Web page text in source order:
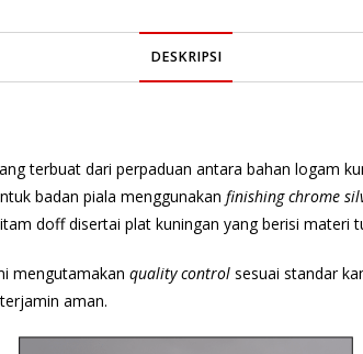
DESKRIPSI
terbuat dari perpaduan antara bahan logam
badan piala menggunakan finishing chrome
doff disertai plat kuningan yang berisi materi
mengutamakan quality control sesuai standar
aman.